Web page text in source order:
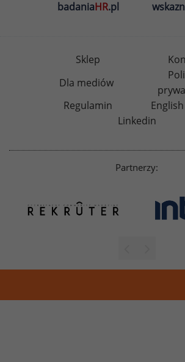
badaniaHR.pl
Sklep
Dla mediów
Regulamin
Linkedin
Partnerzy: